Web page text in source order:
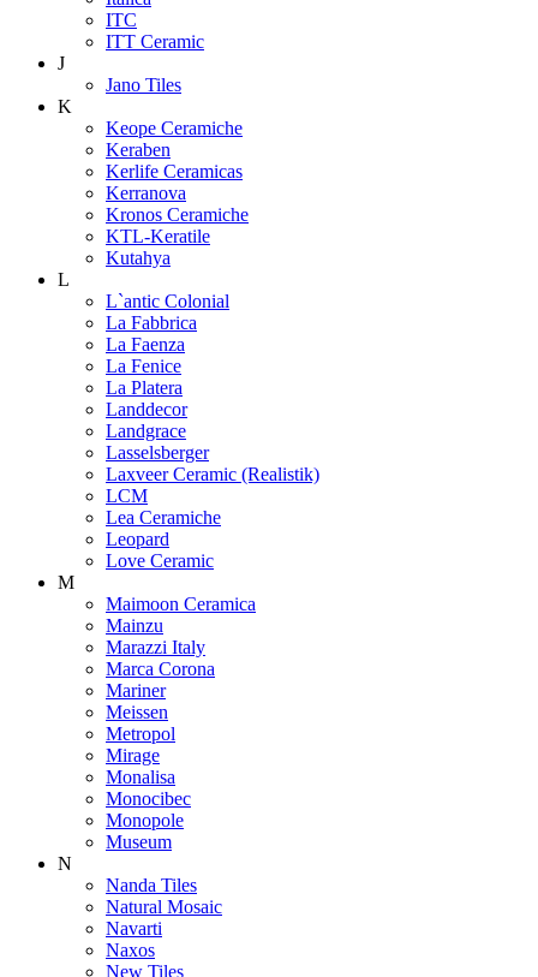
ITC
ITT Ceramic
J
Jano Tiles
K
Keope Ceramiche
Keraben
Kerlife Ceramicas
Kerranova
Kronos Ceramiche
KTL-Keratile
Kutahya
L
L`antic Colonial
La Fabbrica
La Faenza
La Fenice
La Platera
Landdecor
Landgrace
Lasselsberger
Laxveer Ceramic (Realistik)
LCM
Lea Ceramiche
Leopard
Love Ceramic
M
Maimoon Ceramica
Mainzu
Marazzi Italy
Marca Corona
Mariner
Meissen
Metropol
Mirage
Monalisa
Monocibec
Monopole
Museum
N
Nanda Tiles
Natural Mosaic
Navarti
Naxos
New Tiles